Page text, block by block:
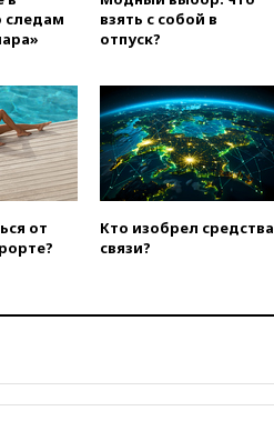
вчера, 22:15Три человека
получили ножевые ранения
вчера, 22:00Путин поручил
выделить средства на новые
РЛС для Белгородской
области
вчера, 21:56The Atlantic: Маск
отказал Украине в
использовании Starlink для
атак вглубь РФ
уголовное дело
следам
взять с собой в
отпуск?
от
Кто изобрел средства
связи?